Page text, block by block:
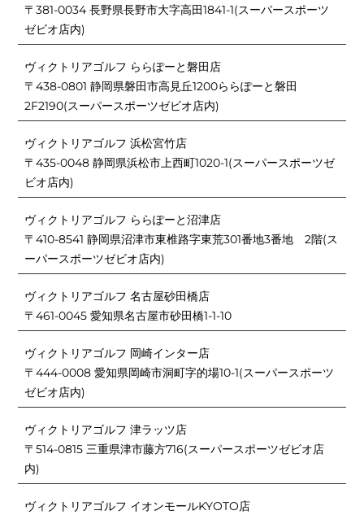
〒381-0034 長野県長野市大字高田1841-1(スーパースポーツ
ゼビオ店内)
ヴィクトリアゴルフ ららぽーと磐田店
〒438-0801 静岡県磐田市高見丘1200ららぽーと磐田
2F2190(スーパースポーツゼビオ店内)
ヴィクトリアゴルフ 浜松宮竹店
〒435-0048 静岡県浜松市上西町1020-1(スーパースポーツゼ
ビオ店内)
ヴィクトリアゴルフ ららぽーと沼津店
〒410-8541 静岡県沼津市東椎路字東荒301番地3番地 2階(ス
ーパースポーツゼビオ店内)
ヴィクトリアゴルフ 名古屋砂田橋店
〒461-0045 愛知県名古屋市砂田橋1-1-10
ヴィクトリアゴルフ 岡崎インター店
〒444-0008 愛知県岡崎市洞町字的場10-1(スーパースポーツ
ゼビオ店内)
ヴィクトリアゴルフ 津ラッツ店
〒514-0815 三重県津市藤方716(スーパースポーツゼビオ店
内)
ヴィクトリアゴルフ イオンモールKYOTO店